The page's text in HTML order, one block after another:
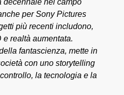
decennale nel campo
per Sony Pictures
più recenti includono,
realtà aumentata.
fantascienza, mette in
con uno storytelling
la tecnologia e la